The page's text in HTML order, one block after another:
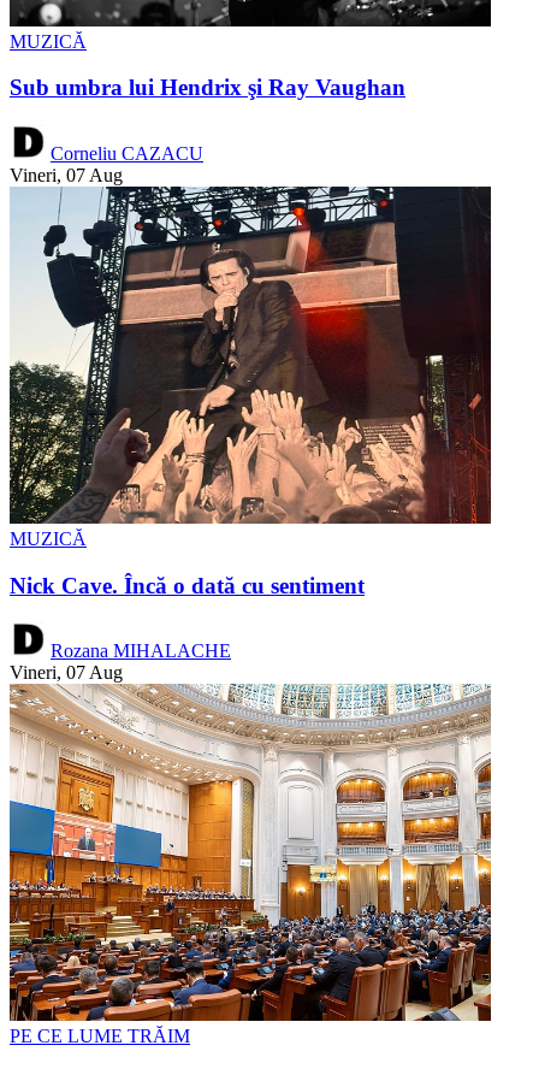
MUZICĂ
Sub umbra lui Hendrix şi Ray Vaughan
Corneliu CAZACU
Vineri, 07 Aug
MUZICĂ
Nick Cave. Încă o dată cu sentiment
Rozana MIHALACHE
Vineri, 07 Aug
PE CE LUME TRĂIM